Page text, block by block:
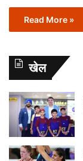
Read More »
खेल